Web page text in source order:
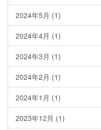
2024年5月 (1)
2024年4月 (1)
2024年3月 (1)
2024年2月 (1)
2024年1月 (1)
2023年12月 (1)